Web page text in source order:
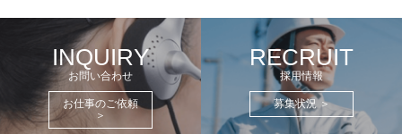
ー
シ
ョ
ン
INQUIRY
お問い合わせ
お仕事のご依頼
＞
RECRUIT
採用情報
募集状況 ＞